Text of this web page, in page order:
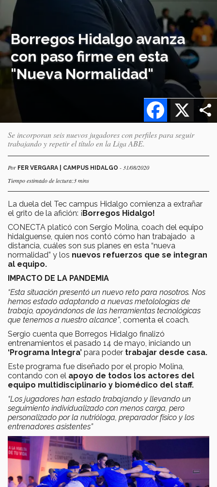
Borregos Hidalgo avanza
con paso firme en esta
"Nueva Normalidad"
X
Facebook
Se incorporan seis nuevos jugadores con perfiles para seguir
trabajando y repetir el título en la Liga ABE.
Por FER VERGARA | CAMPUS HIDALGO - 31/08/2020
Tiempo estimado de lectura:3 mins
La duela del Tec campus Hidalgo comienza a extrañar
el grito de la afición: ¡Borregos Hidalgo!
CONECTA platicó con Sergio Molina, coach del equipo
hidalguense, quien nos contó cómo han trabajado a
distancia, cuáles son sus planes en esta “nueva
normalidad” y los nuevos refuerzos que se integran
al equipo.
IMPACTO DE LA PANDEMIA
“Esta situación presentó un nuevo reto para nosotros. Nos
hemos estado adaptando a nuevas metolologías de
trabajo, apoyándonos de las herramientas tecnológicas
que tenemos a nuestro alcance”, comenta el coach.
Sergio cuenta que Borregos Hidalgo finalizó
entrenamientos el pasado 14 de mayo, iniciando un
‘Programa Integra’ para poder trabajar desde casa.
Este programa fue diseñado por el propio Molina,
contando con el apoyo de todos los actores del
equipo multidisciplinario y biomédico del staff.
“Los jugadores han estado trabajando y llevando un
seguimiento individualizado con menos carga, pero
personalizado por la nutrióloga, preparador físico y los
entrenadores asistentes”